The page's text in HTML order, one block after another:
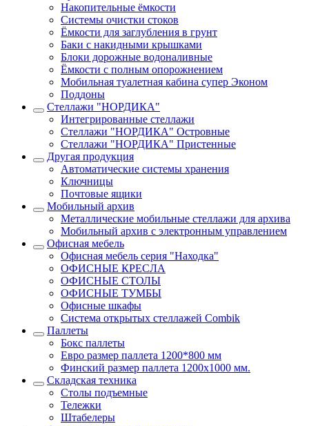
Накопительные ёмкости
Системы очистки стоков
Ёмкости для заглубления в грунт
Баки с накидными крышками
Блоки дорожные водоналивные
Ёмкости с полным опорожнением
Мобильная туалетная кабина супер Эконом
Поддоны
Стеллажи "НОРДИКА"
Интегрированные стеллажи
Стеллажи "НОРДИКА" Островные
Стеллажи "НОРДИКА" Пристенные
Другая продукция
Автоматические системы хранения
Ключницы
Почтовые ящики
Мобильный архив
Металлические мобильные стеллажи для архива
Мобильный архив с электронным управлением
Офисная мебель
Офисная мебель серия "Находка"
ОФИСНЫЕ КРЕСЛА
ОФИСНЫЕ СТОЛЫ
ОФИСНЫЕ ТУМБЫ
Офисные шкафы
Система открытых стеллажей Combik
Паллеты
Бокс паллеты
Евро размер паллета 1200*800 мм
Финский размер паллета 1200х1000 мм.
Складская техника
Столы подъемные
Тележки
Штабелеры